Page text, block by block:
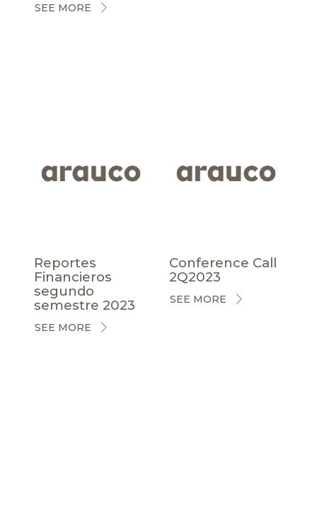
SEE MORE
Reportes
Financieros
segundo
semestre 2023
SEE MORE
Conference Call
2Q2023
SEE MORE